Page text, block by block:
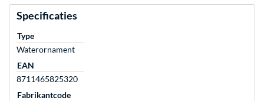
Specificaties
Type
Waterornament
EAN
8711465825320
Fabrikantcode